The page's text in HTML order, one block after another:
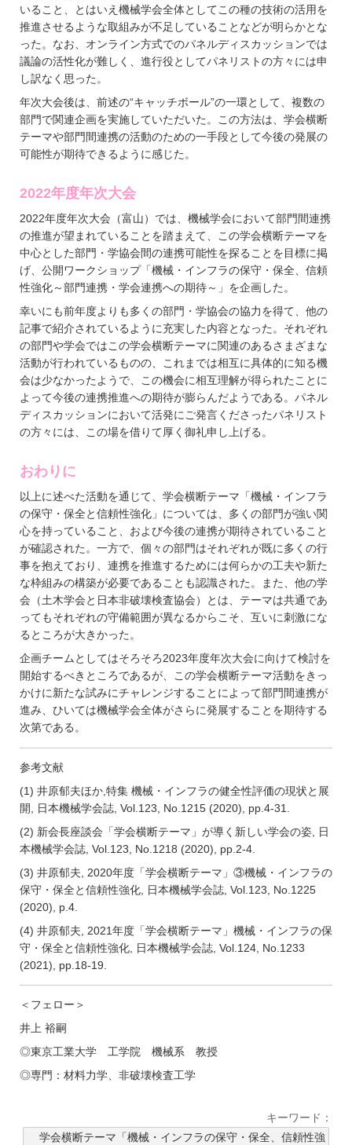
いること、とはいえ機械学会全体としてこの種の技術の活用を
推進させるような取組みが不足していることなどが明らかとな
った。なお、オンライン方式でのパネルディスカッションでは
議論の活性化が難しく、進行役としてパネリストの方々には申
し訳なく思った。
年次大会後は、前述の“キャッチボール”の一環として、複数の
部門で関連企画を実施していただいた。この方法は、学会横断
テーマや部門間連携の活動のための一手段として今後の発展の
可能性が期待できるように感じた。
2022年度年次大会
2022年度年次大会（富山）では、機械学会において部門間連携
の推進が望まれていることを踏まえて、この学会横断テーマを
中心とした部門・学協会間の連携可能性を探ることを目標に掲
げ、公開ワークショップ「機械・インフラの保守・保全、信頼
性強化～部門連携・学会連携への期待～」を企画した。
幸いにも前年度よりも多くの部門・学協会の協力を得て、他の
記事で紹介されているように充実した内容となった。それぞれ
の部門や学会ではこの学会横断テーマに関連のあるさまざまな
活動が行われているものの、これまでは相互に具体的に知る機
会は少なかったようで、この機会に相互理解が得られたことに
よって今後の連携推進への期待が膨らんだようである。パネル
ディスカッションにおいて活発にご発言くださったパネリスト
の方々には、この場を借りて厚く御礼申し上げる。
おわりに
以上に述べた活動を通じて、学会横断テーマ「機械・インフラ
の保守・保全と信頼性強化」については、多くの部門が強い関
心を持っていること、および今後の連携が期待されていること
が確認された。一方で、個々の部門はそれぞれが既に多くの行
事を抱えており、連携を推進するためには何らかの工夫や新た
な枠組みの構築が必要であることも認識された。また、他の学
会（土木学会と日本非破壊検査協会）とは、テーマは共通であ
ってもそれぞれの守備範囲が異なるからこそ、互いに刺激にな
るところが大きかった。
企画チームとしてはそろそろ2023年度年次大会に向けて検討を
開始するべきところであるが、この学会横断テーマ活動をきっ
かけに新たな試みにチャレンジすることによって部門間連携が
進み、ひいては機械学会全体がさらに発展することを期待する
次第である。
参考文献
(1) 井原郁夫ほか,特集 機械・インフラの健全性評価の現状と展
開, 日本機械学会誌, Vol.123, No.1215 (2020), pp.4-31.
(2) 新会長座談会「学会横断テーマ」が導く新しい学会の姿, 日
本機械学会誌, Vol.123, No.1218 (2020), pp.2-4.
(3) 井原郁夫, 2020年度「学会横断テーマ」③機械・インフラの
保守・保全と信頼性強化, 日本機械学会誌, Vol.123, No.1225
(2020), p.4.
(4) 井原郁夫, 2021年度「学会横断テーマ」機械・インフラの保
守・保全と信頼性強化, 日本機械学会誌, Vol.124, No.1233
(2021), pp.18-19.
＜フェロー＞
井上 裕嗣
◎東京工業大学 工学院 機械系 教授
◎専門：材料力学、非破壊検査工学
キーワード：
学会横断テーマ「機械・インフラの保守・保全、信頼性強